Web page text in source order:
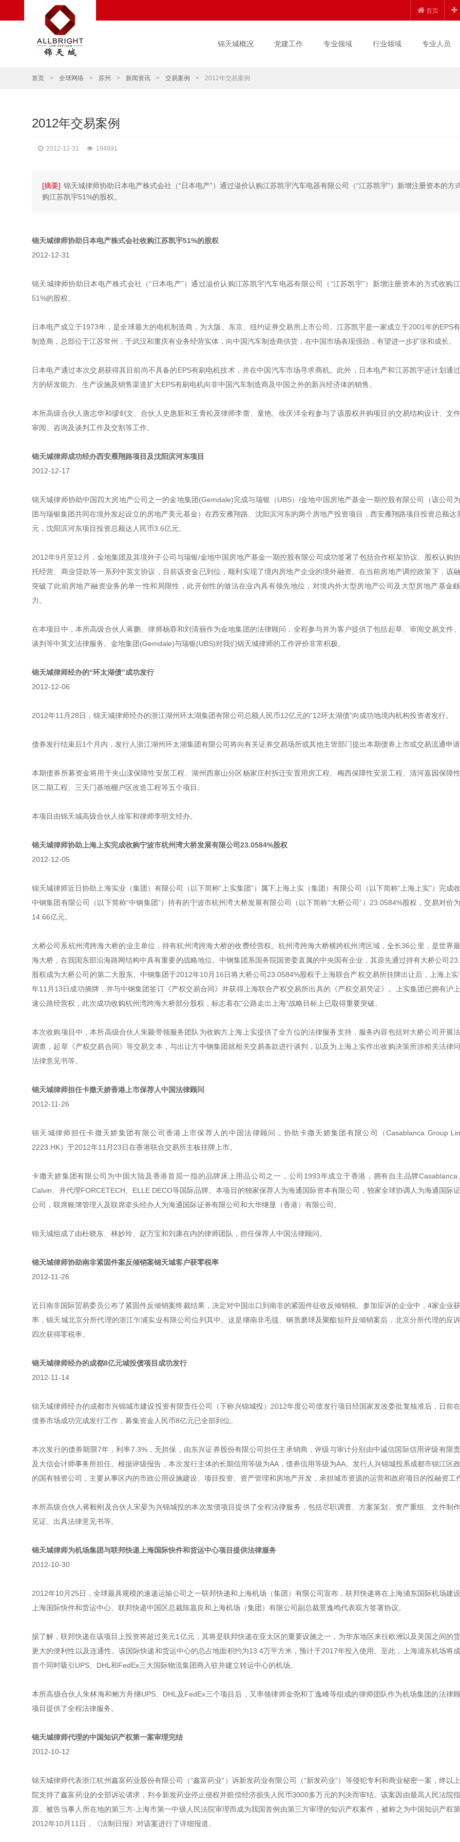
首页
锦天城概况 党建工作 专业领域 行业领域 专业人员
首页 > 全球网络 > 苏州 > 新闻资讯 > 交易案例 > 2012年交易案例
2012年交易案例
2012-12-31 194891
[摘要] 锦天城律师协助日本电产株式会社（“日本电产”）通过溢价认购江苏凯宇汽车电器有限公司（“江苏凯宇”）新增注册资本的方
购江苏凯宇51%的股权。
锦天城律师协助日本电产株式会社收购江苏凯宇51%的股权
2012-12-31
锦天城律师协助日本电产株式会社（“日本电产”）通过溢价认购江苏凯宇汽车电器有限公司（“江苏凯宇”）新增注册资本的方式收购
51%的股权。
日本电产成立于1973年，是全球最大的电机制造商，为大阪、东京、纽约证券交易所上市公司。江苏凯宇是一家成立于2001年的EPS
制造商，总部位于江苏常州，于武汉和重庆有业务经营实体，向中国汽车制造商供货，在中国市场表现强劲，有望进一步扩张和成长。
日本电产通过本次交易获得其目前尚不具备的EPS有刷电机技术，并在中国汽车市场寻求商机。此外，日本电产和江苏凯宇还计划通
方的研发能力、生产设施及销售渠道扩大EPS有刷电机向非中国汽车制造商及中国之外的新兴经济体的销售。
本所高级合伙人唐志华和缪剑文、合伙人史惠新和王青松及律师李蕾、童艳、徐庆洋全程参与了该股权并购项目的交易结构设计、文件
审阅、咨询及谈判工作及交割等工作。
锦天城律师成功经办西安雁翔路项目及沈阳滨河东项目
2012-12-17
锦天城律师协助中国四大房地产公司之一的金地集团(Gemdale)完成与瑞银（UBS）/金地中国房地产基金一期控股有限公司（该公司
团与瑞银集团共同在境外发起设立的房地产美元基金）在西安雁翔路、沈阳滨河东的两个房地产投资项目，西安雁翔路项目投资总额达
元，沈阳滨河东项目投资总额达人民币3.6亿元。
2012年9月至12月，金地集团及其境外子公司与瑞银/金地中国房地产基金一期控股有限公司成功签署了包括合作框架协议、股权认购
托经营、商业贷款等一系列中英文协议，目前该资金已到位，顺利实现了境内房地产企业的境外融资。在当前房地产调控政策下，该
突破了此前房地产融资业务的单一性和局限性，此开创性的做法在业内具有领先地位，对境内外大型房地产公司及大型房地产基金颇
力。
在本项目中，本所高级合伙人蒋鹏、律师杨蓉和刘清丽作为金地集团的法律顾问，全程参与并为客户提供了包括起草、审阅交易文件
谈判等中英文法律服务。金地集团(Gemdale)与瑞银(UBS)对我们锦天城律师的工作评价非常积极。
锦天城律师经办的“环太湖债”成功发行
2012-12-06
2012年11月28日，锦天城律师经办的浙江湖州环太湖集团有限公司总额人民币12亿元的“12环太湖债”向成功地境内机构投资者发行。
债券发行结束后1个月内，发行人浙江湖州环太湖集团有限公司将向有关证券交易场所或其他主管部门提出本期债券上市或交易流通申请
本期债券所募资金将用于夹山漾保障性安居工程、湖州西塞山分区杨家庄村拆迁安置用房工程、梅西保障性安居工程、清河嘉园保障
区二期工程、三天门基地棚户区改造工程等五个项目。
本项目由锦天城高级合伙人徐军和律师李明文经办。
锦天城律师协助上海上实完成收购宁波市杭州湾大桥发展有限公司23.0584%股权
2012-12-05
锦天城律师近日协助上海实业（集团）有限公司（以下简称“上实集团”）属下上海上实（集团）有限公司（以下简称“上海上实”）完成
中钢集团有限公司（以下简称“中钢集团”）持有的宁波市杭州湾大桥发展有限公司（以下简称“大桥公司”）23.0584%股权，交易对价
14.66亿元。
大桥公司系杭州湾跨海大桥的业主单位，持有杭州湾跨海大桥的收费经营权。杭州湾跨海大桥横跨杭州湾区域，全长36公里，是世界
海大桥，在我国东部沿海路网结构中具有重要的战略地位。中钢集团系国务院国资委直属的中央国有企业，其原先通过持有大桥公司
股权成为大桥公司的第二大股东。中钢集团于2012年10月16日将大桥公司23.0584%股权于上海联合产权交易所挂牌出让后，上海上
年11月13日成功摘牌，并与中钢集团签订《产权交易合同》并获得上海联合产权交易所出具的《产权交易凭证》。上实集团已拥有沪
速公路经营权，此次成功收购杭州湾跨海大桥部分股权，标志着在“公路走出上海”战略目标上已取得重要突破。
本次收购项目中，本所高级合伙人朱颖带领服务团队为收购方上海上实提供了全方位的法律服务支持，服务内容包括对大桥公司开展
调查，起草《产权交易合同》等交易文本，与出让方中钢集团就相关交易条款进行谈判，以及为上海上实作出收购决策所涉相关法律
法律意见书等。
锦天城律师担任卡撒天娇香港上市保荐人中国法律顾问
2012-11-26
锦天城律师担任卡撒天娇集团有限公司香港上市保荐人的中国法律顾问，协助卡撒天娇集团有限公司（Casablanca Group
2223.HK）于2012年11月23日在香港联合交易所主板挂牌上市。
卡撒天娇集团有限公司为中国大陆及香港首屈一指的品牌床上用品公司之一，公司1993年成立于香港，拥有自主品牌Casablanca
Calvin、并代理FORCETECH、ELLE DECO等国际品牌。本项目的独家保荐人为海通国际资本有限公司，独家全球协调人为海通国际
公司，联席账簿管理人及联席牵头经办人为海通国际证券有限公司和大华继显（香港）有限公司。
锦天城组成了由杜晓东、林妙玲、赵万宝和刘康在内的律师团队，担任保荐人中国法律顾问。
锦天城律师协助南非紧固件案反倾销案锦天城客户获零税率
2012-11-26
近日南非国际贸易委员公布了紧固件反倾销案终裁结果，决定对中国出口到南非的紧固件征收反倾销税。参加应诉的企业中，4家企业
率，锦天城北京分所代理的浙江乍浦实业有限公司位列其中。这是继南非毛毯、钢质磨球及聚酯短纤反倾销案后，北京分所代理的应
四次获得零税率。
锦天城律师经办的成都8亿元城投债项目成功发行
2012-11-14
锦天城律师经办的成都市兴锦城市建设投资有限责任公司（下称兴锦城投）2012年度公司债发行项目经国家发改委批复核准后，日前
债券市场成功完成发行工作，募集资金人民币8亿元已全部到位。
本次发行的债券期限7年，利率7.3%，无担保，由东兴证券股份有限公司担任主承销商，评级与审计分别由中诚信国际信用评级有限
及大信会计师事务所担任。根据评级报告，本次发行主体的长期信用等级为AA，债券信用等级为AA。发行人兴锦城投系成都市锦江区
的国有独资公司，主要从事区内的市政公用设施建设、项目投资、资产管理和房地产开发，承担城市资源的运营和政府项目的投融资工
本所高级合伙人蒋毅刚及合伙人宋晏为兴锦城投的本次发债项目提供了全程法律服务，包括尽职调查、方案策划、资产重组、文件制
见证、出具法律意见书等。
锦天城律师为机场集团与联邦快递上海国际快件和货运中心项目提供法律服务
2012-10-30
2012年10月25日，全球最具规模的速递运输公司之一联邦快递和上海机场（集团）有限公司宣布，联邦快递将在上海浦东国际机场建
上海国际快件和货运中心。联邦快递中国区总裁陈嘉良和上海机场（集团）有限公司副总裁景逸鸣代表双方签署协议。
据了解，联邦快递在该项目上投资将超过美元1亿元，其将是联邦快递在亚太区的重要设施之一，为华东地区来往欧洲以及美国之间的
更大的便利性以及连通性。该国际快递和货运中心的总占地面积约为13.4万平方米，预计于2017年投入使用。至此，上海浦东机场将
首个同时吸引UPS、DHL和FedEx三大国际物流集团商入驻并建立转运中心的机场。
本所高级合伙人朱林海和鲍方舟继UPS、DHL及FedEx三个项目后，又率领律师金尧和丁逸峰等组成的律师团队作为机场集团的法律
项目提供了全程法律服务。
锦天城律师代理的中国知识产权第一案审理完结
2012-10-12
锦天城律师代表浙江杭州鑫富药业股份有限公司（“鑫富药业”）诉新发药业有限公司（“新发药业”）等侵犯专利和商业秘密一案，终以
院支持了鑫富药业的全部诉讼请求，判令新发药业停止侵权并赔偿经济损失人民币3000多万元的判决而审结。该案因由最高人民法院
原、被告当事人所在地的第三方-上海市第一中级人民法院审理而成为我国首例由第三方审理的知识产权案件，被称之为中国知识产权第
2012年10月11日，《法制日报》对该案进行了详细报道。